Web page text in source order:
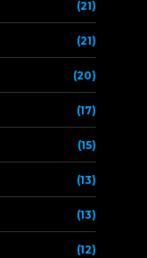
(21)
(21)
(20)
(17)
(15)
(13)
(13)
(12)